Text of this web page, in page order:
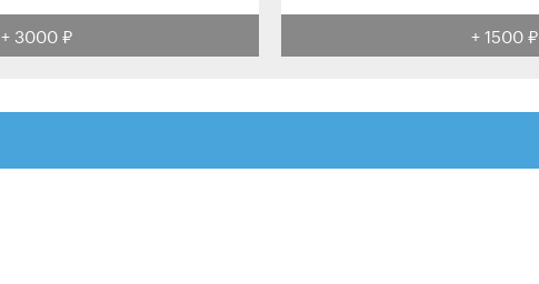
+ 3000 ₽ + 1500 ₽